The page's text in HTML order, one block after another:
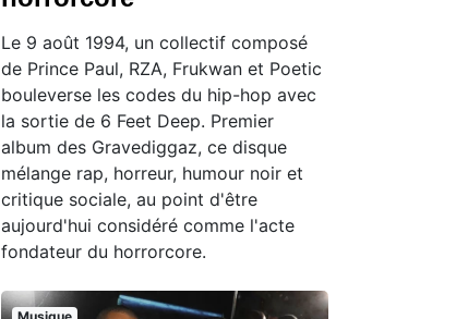
Le 9 août 1994, un collectif composé
de Prince Paul, RZA, Frukwan et Poetic
bouleverse les codes du hip-hop avec
la sortie de 6 Feet Deep. Premier
album des Gravediggaz, ce disque
mélange rap, horreur, humour noir et
critique sociale, au point d'être
aujourd'hui considéré comme l'acte
fondateur du horrorcore.
Musique